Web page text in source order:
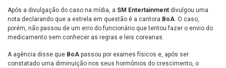
Após a divulgação do caso na mídia, a SM Entertainment divulgou uma
nota declarando que a estrela em questão é a cantora BoA . O caso,
porém, não passou de um erro do funcionário que tentou fazer o envio do
medicamento sem conhecer as regras e leis coreanas.
A agência disse que BoA passou por exames físicos e, após ser
constatado uma diminuição nos seus hormônios do crescimento, o